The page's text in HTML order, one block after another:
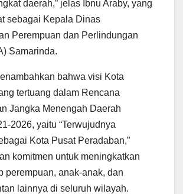
daerah,” jelas Ibnu Araby, yang
sebagai Kepala Dinas
Perempuan dan Perlindungan
Samarinda.
bahwa visi Kota
tertuang dalam Rencana
Jangka Menengah Daerah
2026, yaitu “Terwujudnya
Kota Pusat Peradaban,”
komitmen untuk meningkatkan
perempuan, anak-anak, dan
lainnya di seluruh wilayah.